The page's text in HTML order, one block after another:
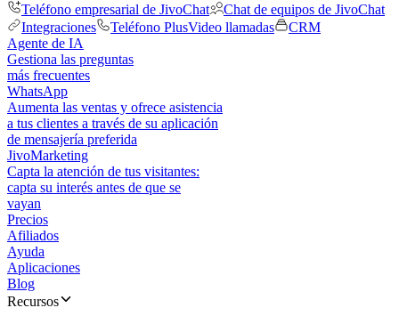
Teléfono empresarial de JivoChat
Chat de equipos de JivoChat
Integraciones
Teléfono PlusVideo llamadas
CRM
Agente de IA
Gestiona las preguntas
más frecuentes
WhatsApp
Aumenta las ventas y ofrece asistencia
a tus clientes a través de su aplicación
de mensajería preferida
JivoMarketing
Capta la atención de tus visitantes:
capta su interés antes de que se
vayan
Precios
Afiliados
Ayuda
Aplicaciones
Blog
Recursos